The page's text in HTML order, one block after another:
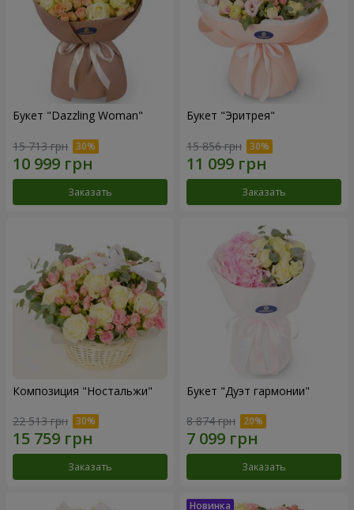
Букет "Dazzling Woman"
15 713 грн
Заказать
Букет "Эритрея"
15 856 грн
Заказать
Композиция "Ностальжи"
22 513 грн
Заказать
Букет "Дуэт гармонии"
8 874 грн
Заказать